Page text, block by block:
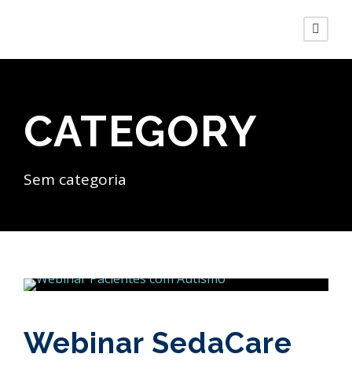
CATEGORY
Sem categoria
Webinar SedaCare